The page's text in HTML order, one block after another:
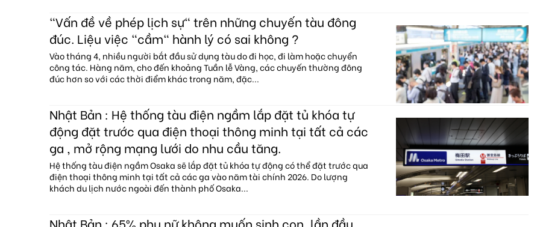
"Vấn đề về phép lịch sự" trên những chuyến tàu đông
đúc. Liệu việc "cầm" hành lý có sai không ?
Vào tháng 4, nhiều người bắt đầu sử dụng tàu do đi học, đi làm hoặc chuyển
công tác. Hàng năm, cho đến khoảng Tuần lễ Vàng, các chuyến thường đông
đúc hơn so với các thời điểm khác trong năm, đặc...
Nhật Bản : Hệ thống tàu điện ngầm lắp đặt tủ khóa tự
động đặt trước qua điện thoại thông minh tại tất cả các
ga , mở rộng mạng lưới do nhu cầu tăng.
Hệ thống tàu điện ngầm Osaka sẽ lắp đặt tủ khóa tự động có thể đặt trước qua
điện thoại thông minh tại tất cả các ga vào năm tài chính 2026. Do lượng
khách du lịch nước ngoài đến thành phố Osaka...
Nhật Bản : 65% phụ nữ không muốn sinh con, lần đầu